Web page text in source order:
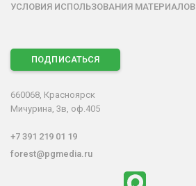
УСЛОВИЯ ИСПОЛЬЗОВАНИЯ
ПОДПИСАТЬСЯ
660068, Красноярск
Мичурина, 3в, оф.405
+7 391 219 01 19
forest@pgmedia.ru